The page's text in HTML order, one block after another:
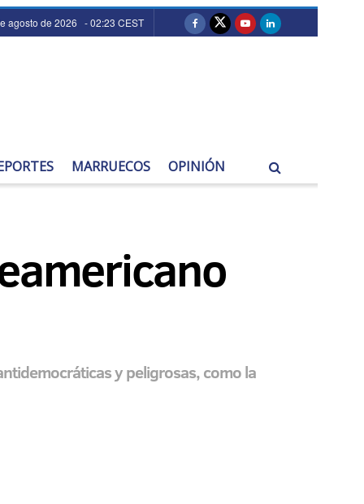
agosto de 2026 - 02:23 CEST
MARRUECOS OPINIÓN
y peligrosas, como la